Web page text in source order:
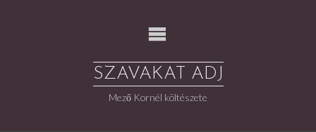
SZAVAKAT ADJ
Mező Kornél költészete